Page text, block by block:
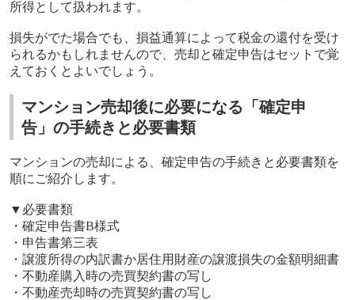
所得として扱われます。
損失がでた場合でも 、損益通算によって税金の還付を受け
られるかもしれませんので、売却と確定申告はセットで覚
えておくとよいでしょう。
マンション売却後に必要になる「確定申
告」の手続きと必要書類
マンションの売却による、確定申告の手続きと必要書類を
順にご紹介します。
▼ 必要書類
・確定申告書B様式
・申告書第三表
・譲渡所得の内訳書か居住用財産の譲渡損失の金額明細書
・不動産購入時の売買契約書の写し
・不動産売却時の売買契約書の写し